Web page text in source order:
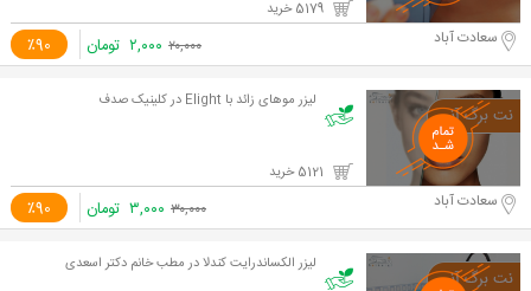
٪90 سعادت آباد ۲۰,۰۰۰ ۲,۰۰۰ تومان
لیزر موهای زائد با Elight در کلینیک صدف
٪90 سعادت آباد ۳۰,۰۰۰ ۳,۰۰۰ تومان
لیزر الکساندرایت کندلا در مطب خانم دکتر اسعدی